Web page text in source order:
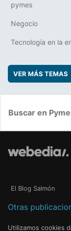
pymes
Negocio
Tecnología en la
VER MÁS TEMAS
El Blog Salmón
Otras
Utilizamos cookies